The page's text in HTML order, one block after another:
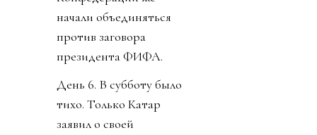
начали объединяться
против заговора
президента ФИФА.
День 6. В субботу было
тихо. Только Катар
заявил о своей